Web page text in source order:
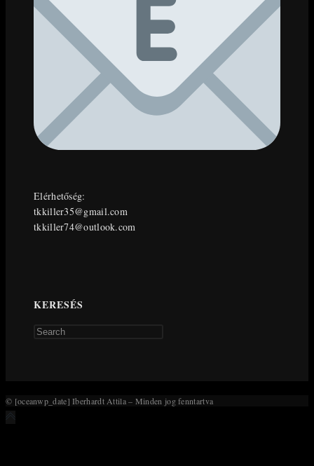
Elérhetőség:
tkkiller35@gmail.com
tkkiller74@outlook.com
KERESÉS
search
© [oceanwp_date] Iberhardt Attila – Minden jog fenntartva